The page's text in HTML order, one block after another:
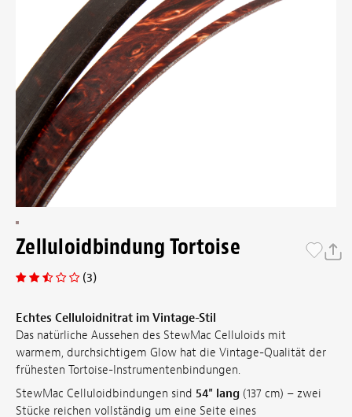
Zelluloidbindung Tortoise
(3)
Echtes Celluloidnitrat im Vintage-Stil
Das natürliche Aussehen des StewMac Celluloids mit
warmem, durchsichtigem Glow hat die Vintage-Qualität der
frühesten Tortoise-Instrumentenbindungen.
StewMac Celluloidbindungen sind 54" lang (137 cm) – zwei
Stücke reichen vollständig um eine Seite eines